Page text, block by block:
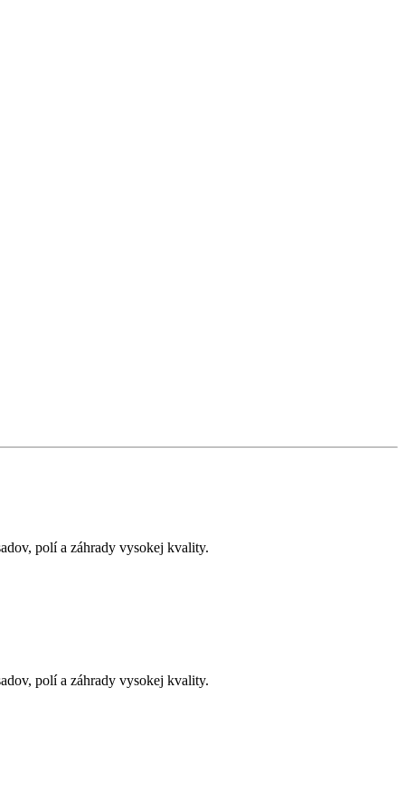
polí a záhrady vysokej kvality.
polí a záhrady vysokej kvality.